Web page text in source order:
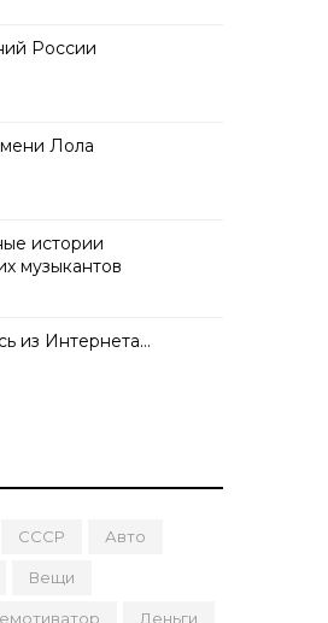
России
Лола
истории
музыкантов
из Интернета…
СССР Авто
Вещи
Деньги